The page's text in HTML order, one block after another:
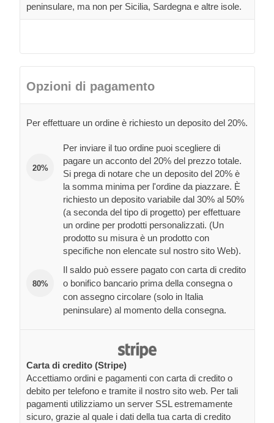
peninsulare, ma non per Sicilia, Sardegna e altre isole.
Opzioni di pagamento
Per effettuare un ordine è richiesto un deposito del 20%.
20%
Per inviare il tuo ordine puoi scegliere di
pagare un acconto del 20% del prezzo totale.
Si prega di notare che un deposito del 20% è
la somma minima per l'ordine da piazzare. È
richiesto un deposito variabile dal 30% al 50%
(a seconda del tipo di progetto) per effettuare
un ordine per prodotti personalizzati. (Un
prodotto su misura è un prodotto con
specifiche non elencate sul nostro sito Web).
80%
Il saldo può essere pagato con carta di credito
o bonifico bancario prima della consegna o
con assegno circolare (solo in Italia
peninsulare) al momento della consegna.
Carta di credito (Stripe)
Accettiamo ordini e pagamenti con carta di credito o
debito per telefono e tramite il nostro sito web. Per tali
pagamenti utilizziamo un server SSL estremamente
sicuro, grazie al quale i dati della tua carta di credito